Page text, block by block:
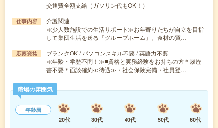
交通費全額支給（ガソリン代もOK！）
仕事内容
介護関連
≪少人数施設での生活サポート≫お年寄りたちが自立を目指
して集団生活を送る「グループホーム」。食材の買…
応募資格
ブランクOK / パソコンスキル不要 / 英語力不要
≪年齢・学歴不問！≫■資格と実務経験をお持ちの方＊履歴
書不要＊面談確約≪待遇≫・社会保険完備・社員登…
職場の雰囲気
年齢層
20代
30代 40代 50代
60代